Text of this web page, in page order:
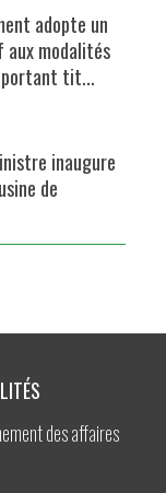
adopte un
modalités
portant tit...
inaugure
de
des affaires